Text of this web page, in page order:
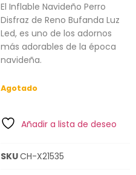
El Inflable Navideño Perro
Disfraz de Reno Bufanda Luz
Led, es uno de los adornos
más adorables de la época
navideña.
Agotado
Añadir a lista de deseo
SKUCH-X21535